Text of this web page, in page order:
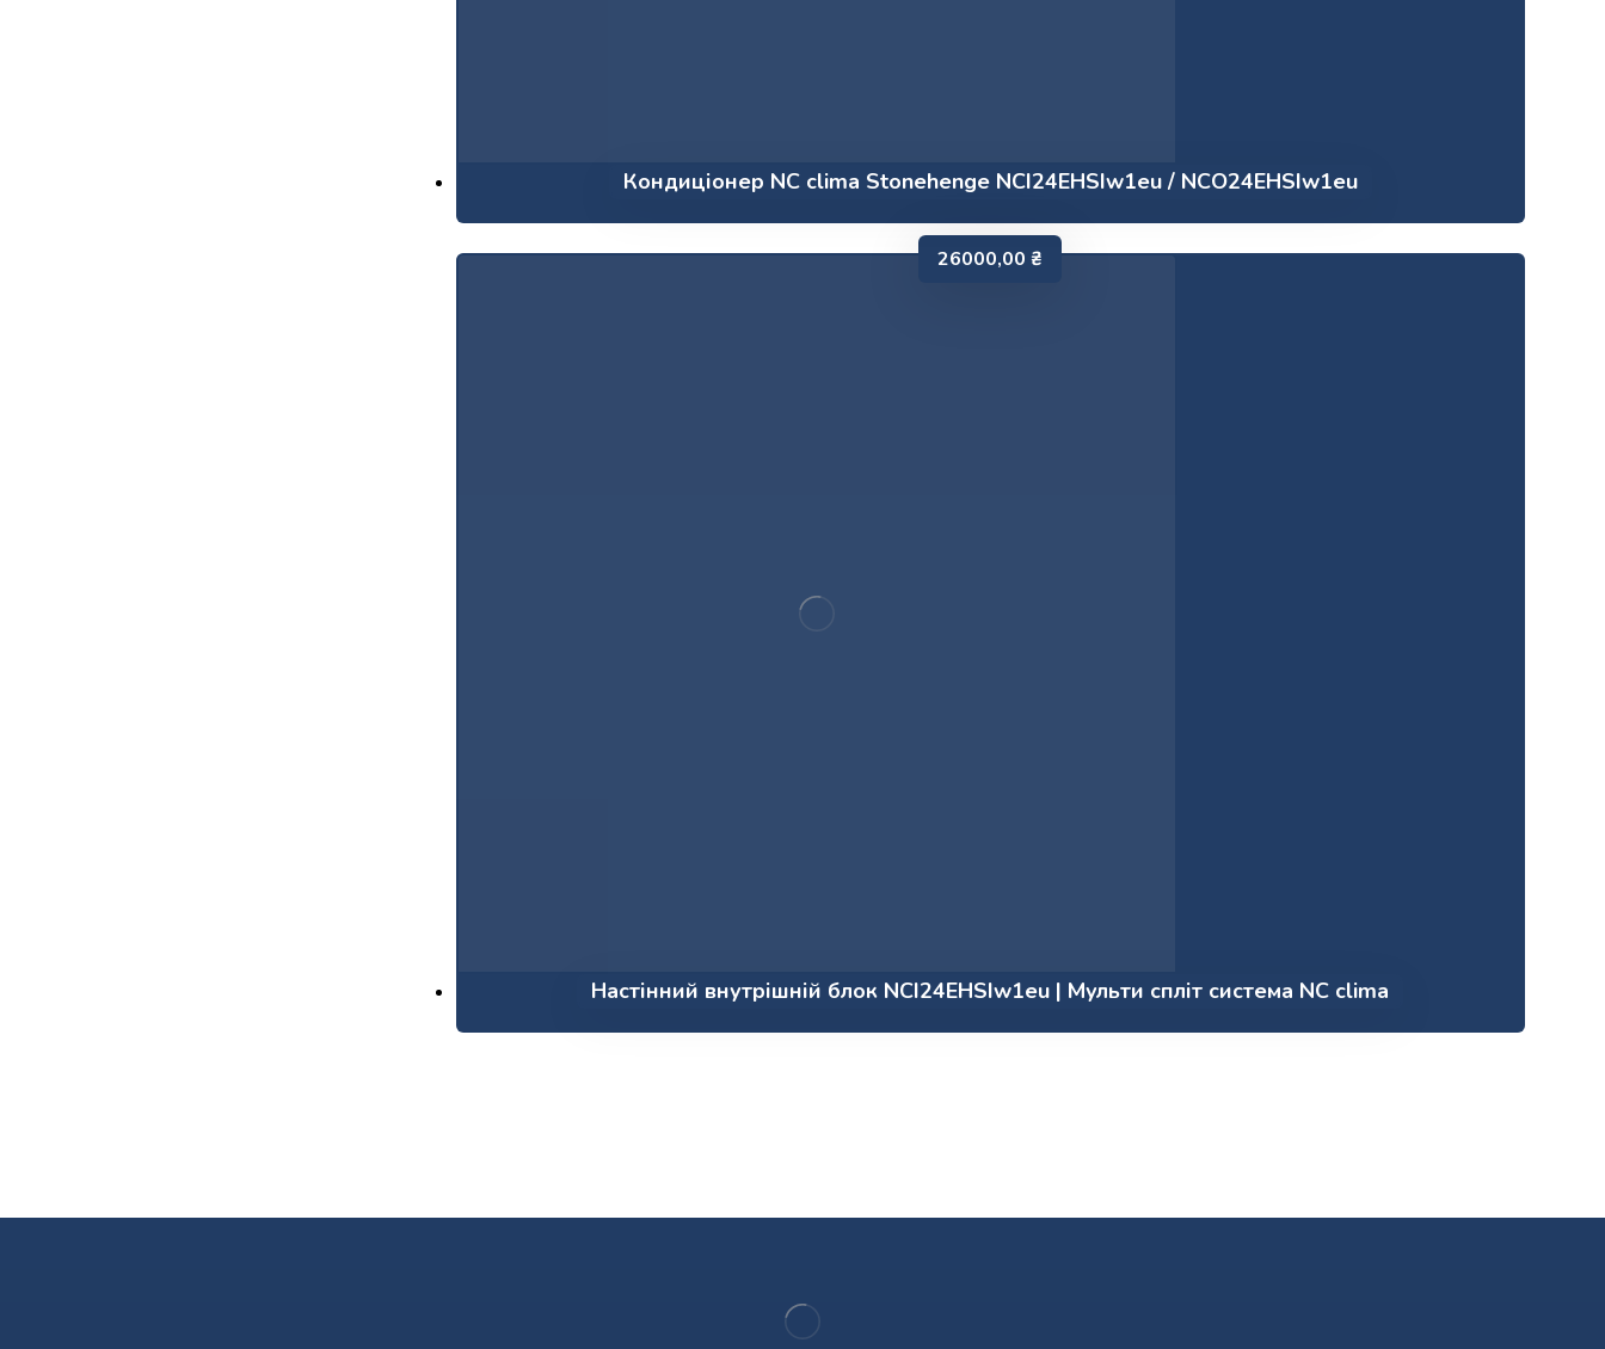
Кондиціонер NC clima Stonehenge NCI24EHSIw1eu / NCO24EHSIw1eu
Настінний внутрішній блок NCI24EHSIw1eu | Мульти спліт система NC clima
26000,00₴